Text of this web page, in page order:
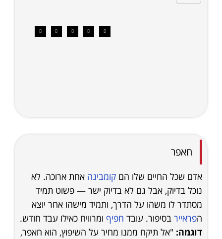
חאפר
אדם שכל החיים שלו הם קומבינה אחת ארוכה. לא
נוכל בדיוק, אבל גם לא בדיוק ישר — פשוט תמיד
מסתדר לו משהו על הדרך, ותמיד מישהו אחר יוצא
הפראייר בסיפור. עובד חפיף ומרוויח כאילו עבד חודש.
דוגמה: "אל תיקח ממנו מחיר על השיפוץ, הוא חאפר,